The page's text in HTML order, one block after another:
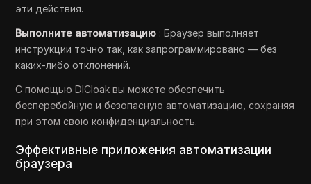
эти действия.
Выполните автоматизацию : Браузер выполняет
инструкции точно так, как запрограммировано — без
каких-либо отклонений.
С помощью DICloak вы можете обеспечить
бесперебойную и безопасную автоматизацию, сохраняя
при этом свою конфиденциальность.
Эффективные приложения автоматизации
браузера